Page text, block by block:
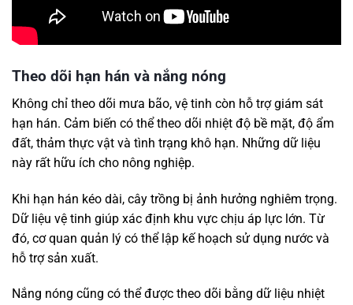
Theo dõi hạn hán và nắng nóng
Không chỉ theo dõi mưa bão, vệ tinh còn hỗ trợ giám sát
hạn hán. Cảm biến có thể theo dõi nhiệt độ bề mặt, độ ẩm
đất, thảm thực vật và tình trạng khô hạn. Những dữ liệu
này rất hữu ích cho nông nghiệp.
Khi hạn hán kéo dài, cây trồng bị ảnh hưởng nghiêm trọng.
Dữ liệu vệ tinh giúp xác định khu vực chịu áp lực lớn. Từ
đó, cơ quan quản lý có thể lập kế hoạch sử dụng nước và
hỗ trợ sản xuất.
Nắng nóng cũng có thể được theo dõi bằng dữ liệu nhiệt